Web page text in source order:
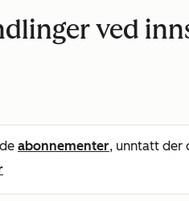
ved
abonnementer, unntatt der